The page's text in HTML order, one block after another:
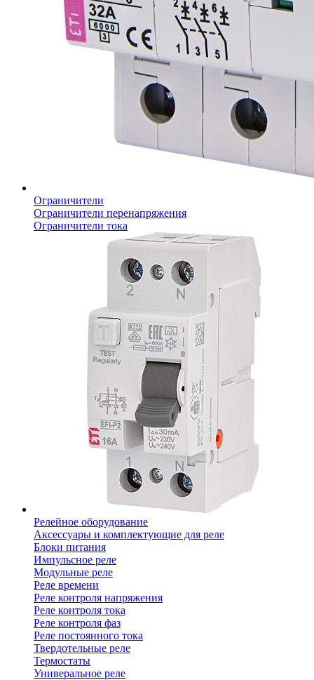
Ограничители
Ограничители перенапряжения
Ограничители тока
Релейное оборудование
Аксессуары и комплектующие для реле
Блоки питания
Импульсное реле
Модульные реле
Реле времени
Реле контроля напряжения
Реле контроля тока
Реле контроля фаз
Реле постоянного тока
Твердотельные реле
Термостаты
Универальное реле